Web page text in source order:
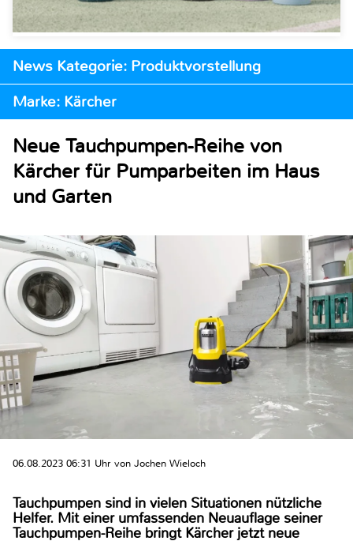
News Kategorie: Produktvorstellung
Marke: Kärcher
Neue Tauchpumpen-Reihe von
Kärcher für Pumparbeiten im Haus
und Garten
06.08.2023 06:31 Uhr von Jochen Wieloch
Tauchpumpen sind in vielen Situationen nützliche
Helfer. Mit einer umfassenden Neuauflage seiner
Tauchpumpen-Reihe bringt Kärcher jetzt neue